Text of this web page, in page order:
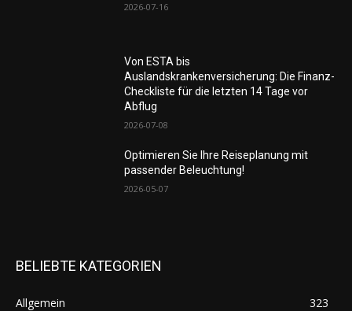
2026-07-16
Von ESTA bis
Auslandskrankenversicherung: Die Finanz-
Checkliste für die letzten 14 Tage vor
Abflug
2026-07-08
Optimieren Sie Ihre Reiseplanung mit
passender Beleuchtung!
2026-05-07
BELIEBTE KATEGORIEN
Allgemein
323